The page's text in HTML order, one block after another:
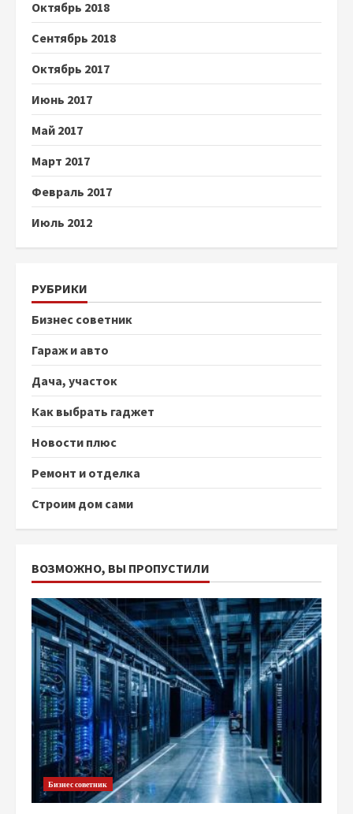
Октябрь 2018
Сентябрь 2018
Октябрь 2017
Июнь 2017
Май 2017
Март 2017
Февраль 2017
Июль 2012
РУБРИКИ
Бизнес советник
Гараж и авто
Дача, участок
Как выбрать гаджет
Новости плюс
Ремонт и отделка
Строим дом сами
ВОЗМОЖНО, ВЫ ПРОПУСТИЛИ
Бизнес советник